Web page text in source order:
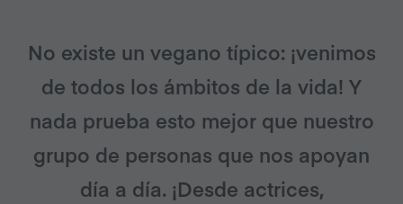
No existe un vegano típico: ¡venimos
de todos los ámbitos de la vida! Y
nada prueba esto mejor que nuestro
grupo de personas que nos apoyan
día a día. ¡Desde actrices,